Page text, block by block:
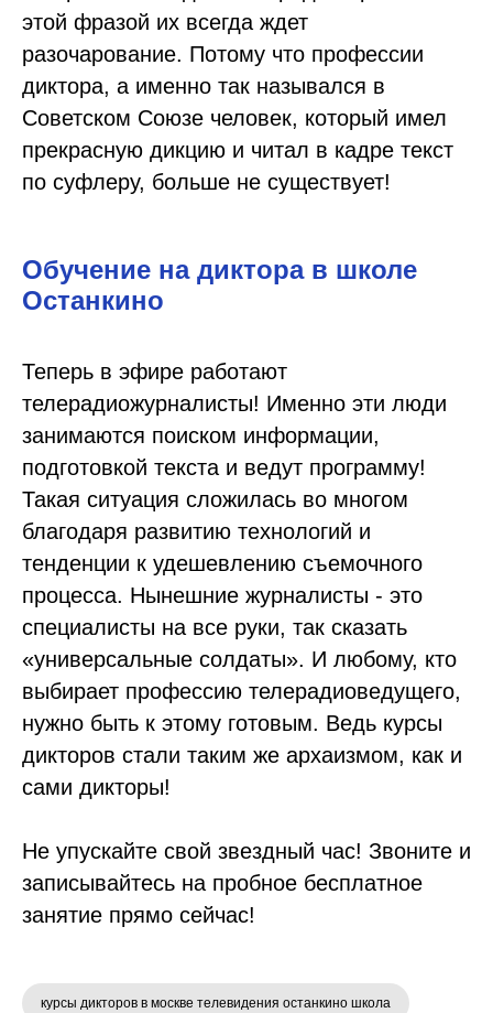
этой фразой их всегда ждет
разочарование. Потому что профессии
диктора, а именно так назывался в
Советском Союзе человек, который имел
прекрасную дикцию и читал в кадре текст
по суфлеру, больше не существует!
Обучение на диктора в школе
Останкино
Теперь в эфире работают
телерадиожурналисты! Именно эти люди
занимаются поиском информации,
подготовкой текста и ведут программу!
Такая ситуация сложилась во многом
благодаря развитию технологий и
тенденции к удешевлению съемочного
процесса. Нынешние журналисты - это
специалисты на все руки, так сказать
«универсальные солдаты». И любому, кто
выбирает профессию телерадиоведущего,
нужно быть к этому готовым. Ведь курсы
дикторов стали таким же архаизмом, как и
сами дикторы!
Не упускайте свой звездный час! Звоните и
записывайтесь на пробное бесплатное
занятие прямо сейчас!
курсы дикторов в москве телевидения останкино школа